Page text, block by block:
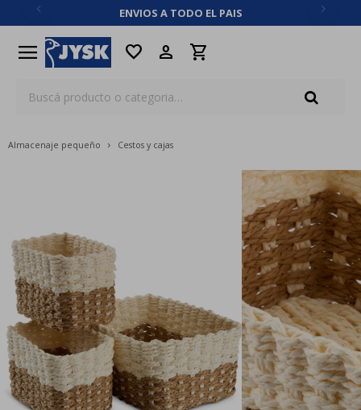
ENVIOS A TODO EL PAIS
menu favorite
Almacenaje pequeño Cestos y cajas
close